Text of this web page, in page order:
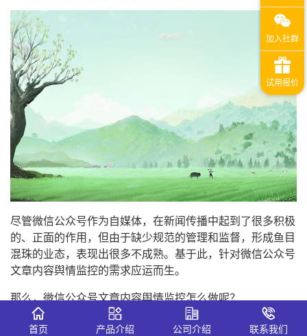
尽管微信公众号作为自媒体，在新闻传播中起到了很多积极
的、正面的作用，但由于缺少规范的管理和监督，形成鱼目
混珠的业态，表现出很多不成熟。基于此，针对微信公众号
文章内容舆情监控的需求应运而生。
那么，微信公众号文章内容舆情监控怎么做呢？
识微科技微信
舆情监测平台 解决方案
首页 产品介绍 公司介绍 联系我们